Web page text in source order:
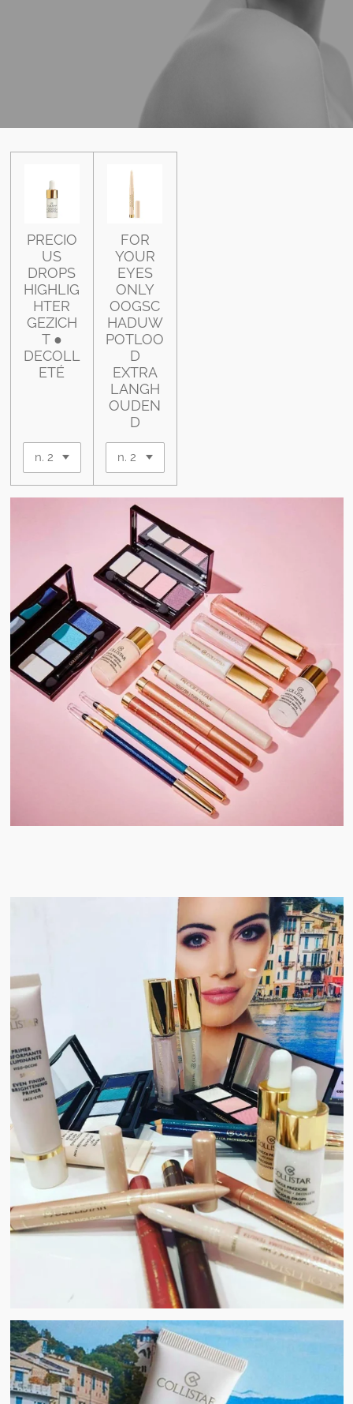
PRECIO
US
DROPS
HIGHLIG
HTER
GEZICH
T ●
DECOLL
ETÉ
FOR
YOUR
EYES
ONLY
OOGSC
HADUW
POTLOO
D
EXTRA
LANGH
OUDEN
D